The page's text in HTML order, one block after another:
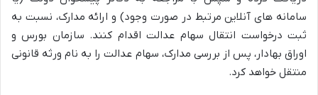
سامانه های آنلاین مرتبط در صورت وجود) و ارائه مدارک، نسبت به
ثبت درخواست انتقال سهام عدالت اقدام کنند. سازمان بورس و
اوراق بهادار، پس از بررسی مدارک، سهام عدالت را به نام ورثه قانونی
منتقل خواهد کرد.